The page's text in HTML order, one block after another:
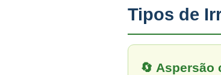
Tipos de
🔄 Aspersão